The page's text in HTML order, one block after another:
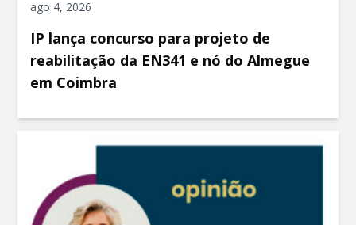
ago 4, 2026
IP lança concurso para projeto de
reabilitação da EN341 e nó do Almegue
em Coimbra